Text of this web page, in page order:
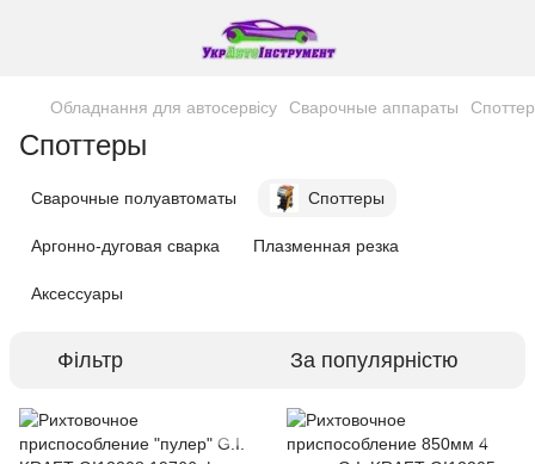
Обладнання для автосервісу Сварочные аппараты
Споттеры
Сварочные полуавтоматы Споттеры
Аргонно-дуговая сварка Плазменная резка
Аксессуары
Фільтр За популярністю